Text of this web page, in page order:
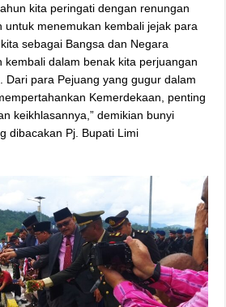
kita peringati dengan renungan
untuk menemukan kembali jejak para
sebagai Bangsa dan Negara
kembali dalam benak kita perjuangan
Dari para Pejuang yang gugur dalam
Kemerdekaan, penting
keikhlasannya,” demikian bunyi
dibacakan Pj. Bupati Limi